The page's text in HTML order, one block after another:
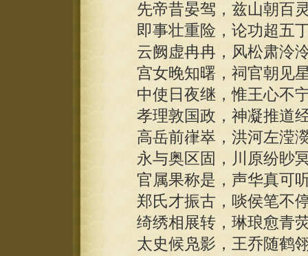
先帝昔晏驾，兹山朝百灵
即事壮重险，论功超五丁
云阙虚冉冉，风松肃泠泠
宫女晚知曙，祠官朝见星
中使日夜继，惟王心不宁
孝理敦国政，神凝推道经
高岳前嵂崒，洪河左滢濙
永与奥区固，川原纷眇冥
官属果称是，声华真可听
郑氏才振古，啖侯笔不停
绮绣相展转，琳琅愈青荧
太史候凫影，王乔随鹤翎